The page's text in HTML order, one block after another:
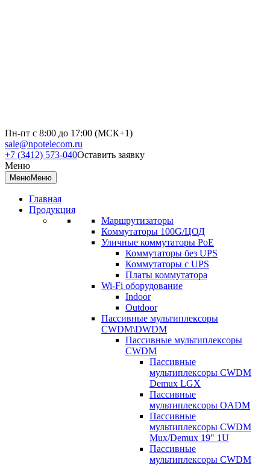
Пн-пт с 8:00 до 17:00 (МСК+1)
sale@npotelecom.ru
+7 (3412) 573-040Оставить заявку
Меню
МенюМеню
Главная
Продукция
Маршрутизаторы
Коммутаторы 100G/ЦОД
Уличные коммутаторы PoE
Коммутаторы без UPS
Коммутаторы с UPS
Платы коммутатора
Wi-Fi оборудование
Indoor
Outdoor
Пассивные мультиплексоры
CWDM\DWDM
Пассивные мультиплексоры
CWDM
Пассивные
мультиплексоры CWDM
Demux LGX
Пассивные
мультиплексоры OADM
Пассивные
мультиплексоры CWDM
Mux/Demux 19" 1U
Пассивные
мультиплексоры CWDM